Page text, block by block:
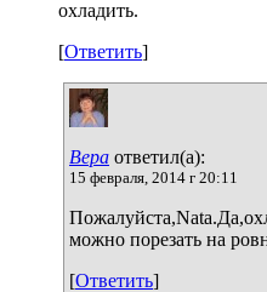
охладить.
[Ответить]
Вера ответил(а):
15 февраля, 2014 г 20:11
можно порезать на
[Ответить]